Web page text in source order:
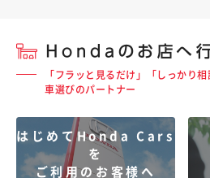
「フラッと見るだけ」「しっかり相
車選びのパートナー
はじめてHonda Cars
を
ご利用のお客様へ